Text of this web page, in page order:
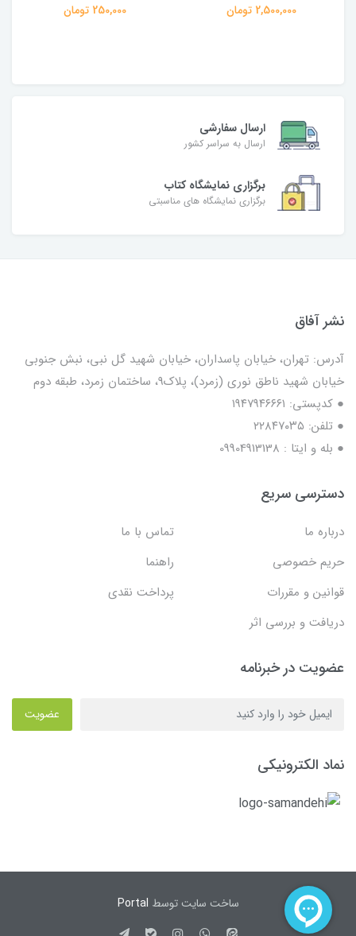
250,000 تومان
ارسال سفارشی
ارسال به سراسر کشور
برگزاری نمایشگاه کتاب
برگزاری نمایشگاه های مناسبتی
نشر آفاق
آدرس: تهران، خیابان پاسداران، خیابان شهید گل نبی، نبش جنوبی
خیابان شهید ناطق نوری (زمرد)، پلاک9، ساختمان زمرد، طبقه دوم
● کدپستی: ۱۹۴۷۹۴۶۶۶۱
● تلفن: ٢٢٨۴٧۰۳۵
● بله و ایتا : 09904913138
دسترسی سریع
درباره ما
تماس با ما
حریم خصوصی
راهنما
قوانین و مقررات
پرداخت نقدی
دریافت و بررسی اثر
عضویت در خبرنامه
عضویت
نماد الکترونیکی
ساخت سایت توسط Portal